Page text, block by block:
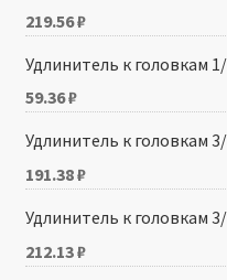
219.56₽
Удлинитель к головкам
59.36₽
Удлинитель к головкам
191.38₽
Удлинитель к головкам
212.13₽